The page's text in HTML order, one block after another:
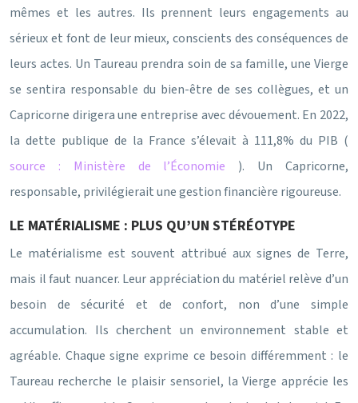
mêmes et les autres. Ils prennent leurs engagements au
sérieux et font de leur mieux, conscients des conséquences de
leurs actes. Un Taureau prendra soin de sa famille, une Vierge
se sentira responsable du bien-être de ses collègues, et un
Capricorne dirigera une entreprise avec dévouement. En 2022,
la dette publique de la France s’élevait à 111,8% du PIB (
source : Ministère de l’Économie ). Un Capricorne,
responsable, privilégierait une gestion financière rigoureuse.
LE MATÉRIALISME : PLUS QU’UN STÉRÉOTYPE
Le matérialisme est souvent attribué aux signes de Terre,
mais il faut nuancer. Leur appréciation du matériel relève d’un
besoin de sécurité et de confort, non d’une simple
accumulation. Ils cherchent un environnement stable et
agréable. Chaque signe exprime ce besoin différemment : le
Taureau recherche le plaisir sensoriel, la Vierge apprécie les